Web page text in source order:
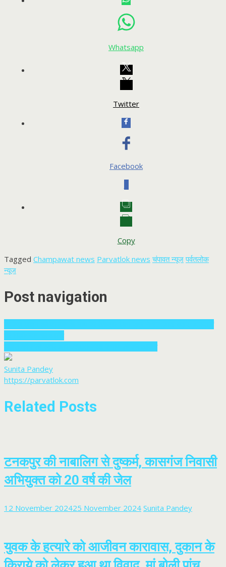
Whatsapp
Twitter
Facebook
Copy
Tagged Champawat news Parvatlok news चंपावत न्यूज पर्वतलोक
न्यूज
Post navigation
Sunita Pandey
https://parvatlok.com
Related Posts
टनकपुर की नाबालिग से दुष्कर्म, कासगंज निवासी
अभियुक्त को 20 वर्ष की जेल
12 November 202425 November 2024 Sunita Pandey
युवक के हत्यारे को आजीवन कारावास, दुकान के